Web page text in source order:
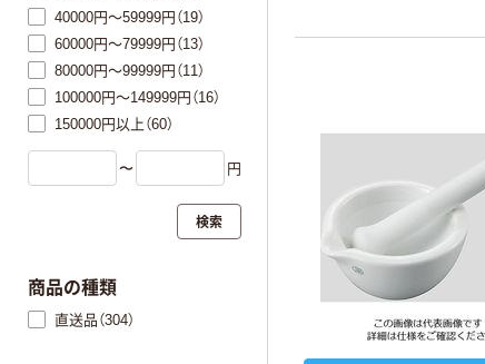
40000円～59999円（19）
60000円～79999円（13）
80000円～99999円（11）
100000円～149999円（16）
150000円以上（60）
〜 円
検索
商品の種類
直送品（304）